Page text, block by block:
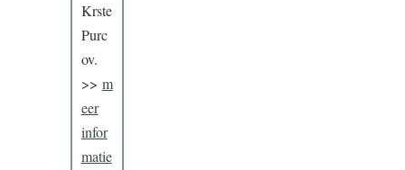
Krste
Purc
ov.
>> m
eer
infor
matie